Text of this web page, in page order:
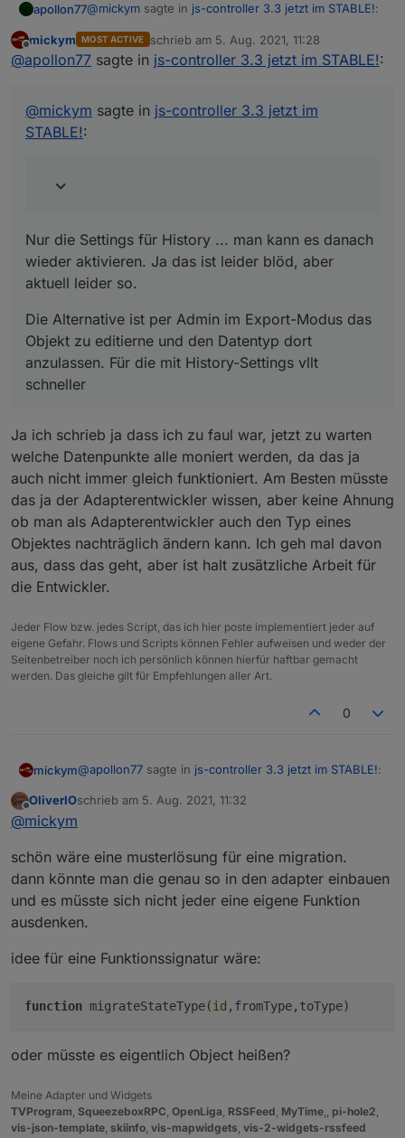
apollon77@mickym sagte in js-controller 3.3 jetzt im STABLE!:
Es geht Dir halt die Historie verloren.
Nur die Settings für History ... man kann es danach
wieder aktivieren. Ja das ist leider blöd, aber aktuell
Offline
mickym MOST ACTIVE schrieb am 5. Aug. 2021, 11:28
zuletzt editiert von
@apollon77 sagte in js-controller 3.3 jetzt im STABLE!:
@mickym sagte in js-controller 3.3 jetzt im
STABLE!:
Nur die Settings für History ... man kann es danach
wieder aktivieren. Ja das ist leider blöd, aber
aktuell leider so.
Die Alternative ist per Admin im Export-Modus das
Objekt zu editierne und den Datentyp dort
anzulassen. Für die mit History-Settings vllt
schneller
Ja ich schrieb ja dass ich zu faul war, jetzt zu warten
welche Datenpunkte alle moniert werden, da das ja
auch nicht immer gleich funktioniert. Am Besten müsste
das ja der Adapterentwickler wissen, aber keine Ahnung
ob man als Adapterentwickler auch den Typ eines
Objektes nachträglich ändern kann. Ich geh mal davon
aus, dass das geht, aber ist halt zusätzliche Arbeit für
die Entwickler.
Jeder Flow bzw. jedes Script, das ich hier poste implementiert jeder auf
eigene Gefahr. Flows und Scripts können Fehler aufweisen und weder der
Seitenbetreiber noch ich persönlich können hierfür haftbar gemacht
werden. Das gleiche gilt für Empfehlungen aller Art.
0
mickym@apollon77 sagte in js-controller 3.3 jetzt im STABLE!:
Es geht Dir halt die Historie verloren.
aber aktuell leider so.
das Objekt zu editierne und den Datentyp dort
Ja ich schrieb ja dass ich zu faul war, jetzt zu warten
welche Datenpunkte alle moniert werden, da das ja
auch nicht immer gleich funktioniert. Am Besten
müsste das ja der Adapterentwickler wissen, aber
keine Ahnung ob man als Adapterentwickler auch den
mal davon aus, dass das geht, aber ist halt zusätzliche
Arbeit für die Entwickler.
Offline
OliverIOschrieb am 5. Aug. 2021, 11:32
zuletzt editiert von
@mickym
schön wäre eine musterlösung für eine migration.
dann könnte man die genau so in den adapter einbauen
und es müsste sich nicht jeder eine eigene Funktion
ausdenken.
idee für eine Funktionssignatur wäre:
function migrateStateType(id ,fromType,toType)
oder müsste es eigentlich Object heißen?
Meine Adapter und Widgets
TVProgram, SqueezeboxRPC, OpenLiga, RSSFeed, MyTime,, pi-hole2,
vis-json-template, skiinfo, vis-mapwidgets, vis-2-widgets-rssfeed